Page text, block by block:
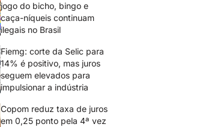
jogo do bicho, bingo e
caça-níqueis continuam
ilegais no Brasil
Fiemg: corte da Selic para
14% é positivo, mas juros
seguem elevados para
impulsionar a indústria
Copom reduz taxa de juros
em 0,25 ponto pela 4ª vez